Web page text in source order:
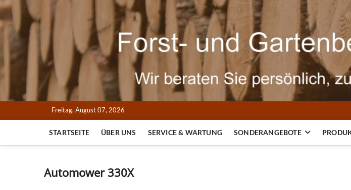
Skip
content
Freitag, August 07, 2026
STARTSEITE ÜBER UNS SERVICE & WARTUNG SONDERANGEBOTE
Automower 330X